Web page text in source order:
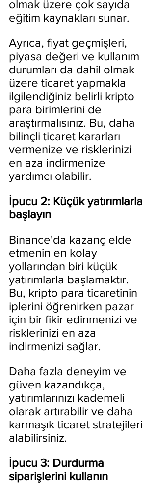
olmak üzere çok sayıda
eğitim kaynakları sunar.
Ayrıca, fiyat geçmişleri,
piyasa değeri ve kullanım
durumları da dahil olmak
üzere ticaret yapmakla
ilgilendiğiniz belirli kripto
para birimlerini de
araştırmalısınız. Bu, daha
bilinçli ticaret kararları
vermenize ve risklerinizi
en aza indirmenize
yardımcı olabilir.
İpucu 2: Küçük yatırımlarla
başlayın
Binance'da kazanç elde
etmenin en kolay
yollarından biri küçük
yatırımlarla başlamaktır.
Bu, kripto para ticaretinin
iplerini öğrenirken pazar
için bir fikir edinmenizi ve
risklerinizi en aza
indirmenizi sağlar.
Daha fazla deneyim ve
güven kazandıkça,
yatırımlarınızı kademeli
olarak artırabilir ve daha
karmaşık ticaret stratejileri
alabilirsiniz.
İpucu 3: Durdurma
siparişlerini kullanın